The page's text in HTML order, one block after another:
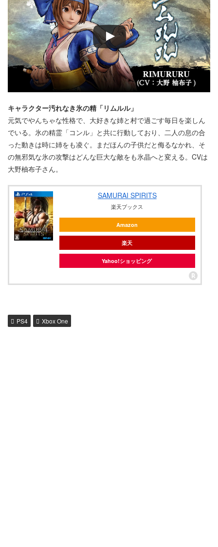
キャラクター汚れなき氷の精「リムルル」
元気でやんちゃな性格で、大好きな姉と村で過ごす毎日を楽しん
でいる。氷の精霊「コンル」と共に行動しており、二人の息の合
った動きは時に姉をも凌ぐ。まだほんの子供だと侮るなかれ、そ
の無邪気な氷の攻撃はどんな巨大な敵をも氷晶へと変える。CVは
大野柚布子さん。
SAMURAI SPIRITS
楽天ブックス
Amazon
楽天
Yahoo!ショッピング
PS4 Xbox One